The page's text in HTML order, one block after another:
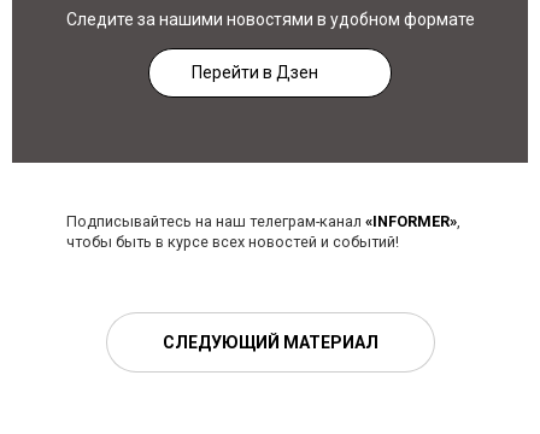
Следите за нашими новостями в удобном формате
Перейти в Дзен
Подписывайтесь на наш телеграм-канал «INFORMER»,
чтобы быть в курсе всех новостей и событий!
СЛЕДУЮЩИЙ МАТЕРИАЛ